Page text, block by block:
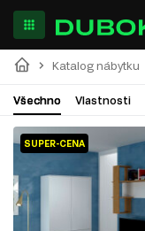
Katalog nábytku
Všechno Vlastnosti
SUPER-CENA